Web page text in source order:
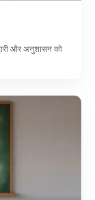
और अनुशासन को